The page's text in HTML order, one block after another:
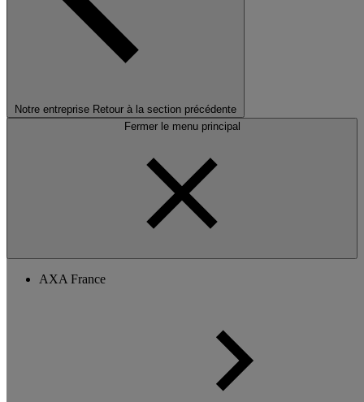
Notre entreprise Retour à la section précédente
Fermer le menu principal
AXA France